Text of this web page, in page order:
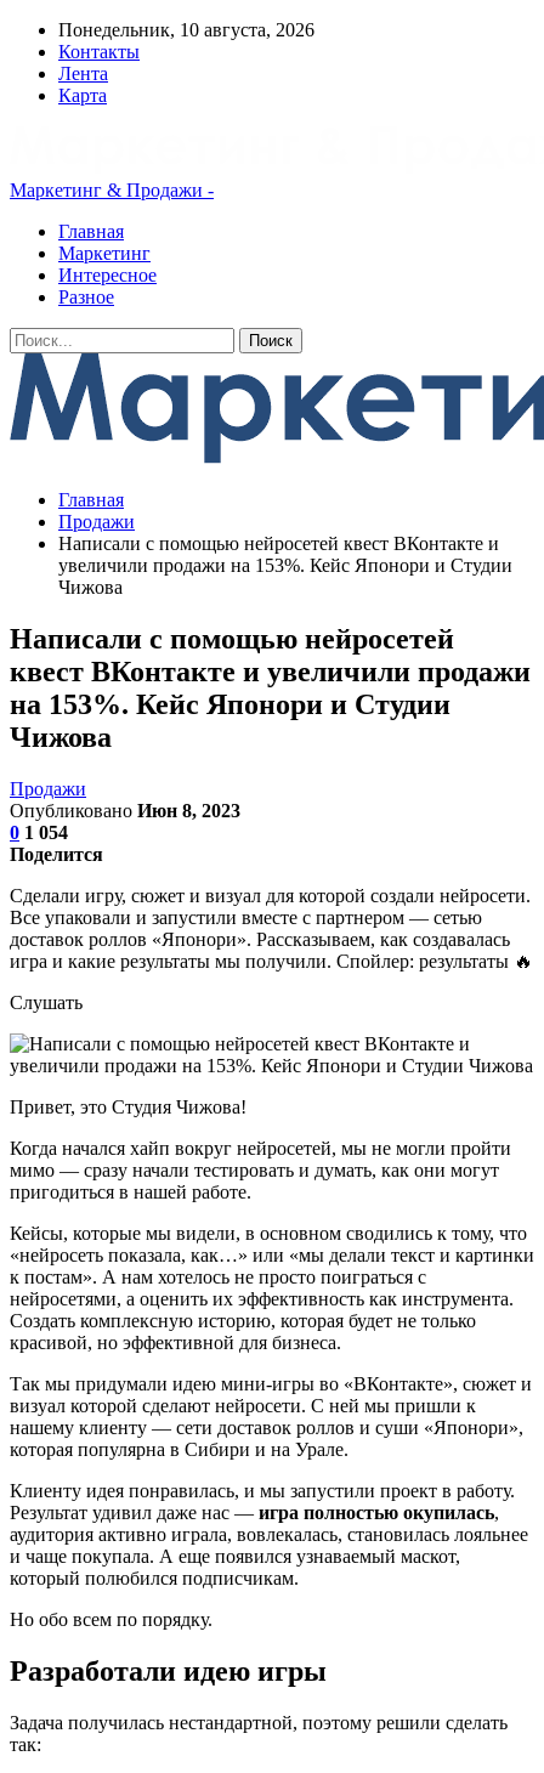
Понедельник, 10 августа, 2026
Контакты
Лента
Карта
Маркетинг & Продажи -
Главная
Маркетинг
Интересное
Разное
Главная
Продажи
Написали с помощью нейросетей квест ВКонтакте и
увеличили продажи на 153%. Кейс Японори и Студии
Чижова
Написали с помощью нейросетей
квест ВКонтакте и увеличили продажи
на 153%. Кейс Японори и Студии
Чижова
Продажи
Опубликовано Июн 8, 2023
0 1 054
Поделится
Сделали игру, сюжет и визуал для которой создали нейросети.
Все упаковали и запустили вместе с партнером — сетью
доставок роллов «Японори». Рассказываем, как создавалась
игра и какие результаты мы получили. Спойлер: результаты 🔥
Слушать
Привет, это Студия Чижова!
Когда начался хайп вокруг нейросетей, мы не могли пройти
мимо — сразу начали тестировать и думать, как они могут
пригодиться в нашей работе.
Кейсы, которые мы видели, в основном сводились к тому, что
«нейросеть показала, как…» или «мы делали текст и картинки
к постам». А нам хотелось не просто поиграться с
нейросетями, а оценить их эффективность как инструмента.
Создать комплексную историю, которая будет не только
красивой, но эффективной для бизнеса.
Так мы придумали идею мини-игры во «ВКонтакте», сюжет и
визуал которой сделают нейросети. С ней мы пришли к
нашему клиенту — сети доставок роллов и суши «Японори»,
которая популярна в Сибири и на Урале.
Клиенту идея понравилась, и мы запустили проект в работу.
Результат удивил даже нас — игра полностью окупилась,
аудитория активно играла, вовлекалась, становилась лояльнее
и чаще покупала. А еще появился узнаваемый маскот,
который полюбился подписчикам.
Но обо всем по порядку.
Разработали идею игры
Задача получилась нестандартной, поэтому решили сделать
так: